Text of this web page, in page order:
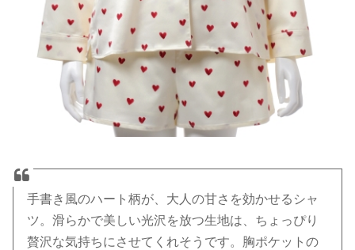
手書き風のハート柄が、大人の甘さを効かせるシャ
ツ。滑らかで美しい光沢を放つ生地は、ちょっぴり
贅沢な気持ちにさせてくれそうです。胸ポケットの